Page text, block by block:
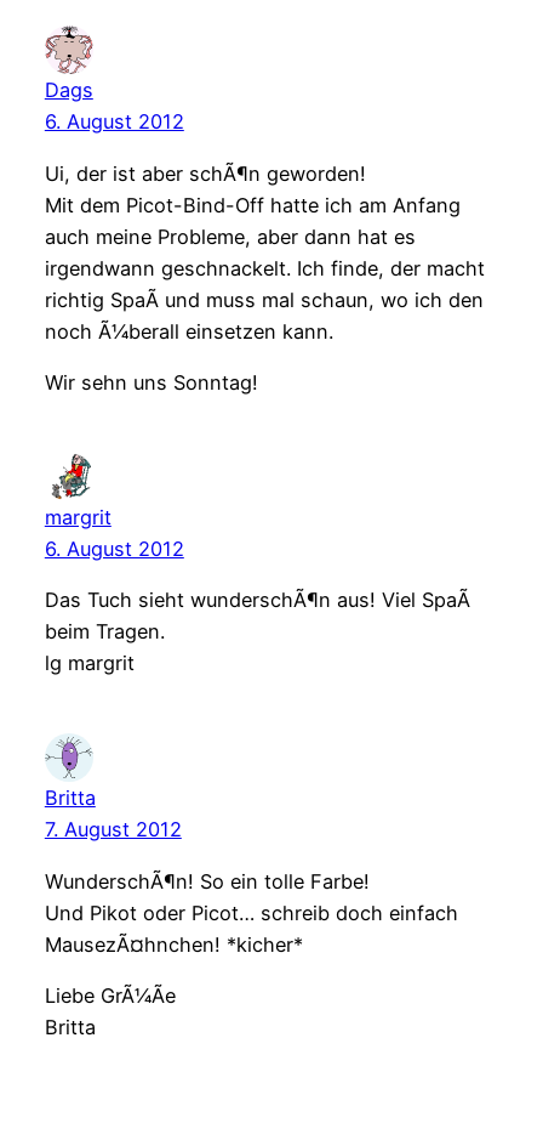
Dags
6. August 2012
Ui, der ist aber schÃ¶n geworden!
Mit dem Picot-Bind-Off hatte ich am Anfang
auch meine Probleme, aber dann hat es
irgendwann geschnackelt. Ich finde, der macht
richtig SpaÃ und muss mal schaun, wo ich den
noch Ã¼berall einsetzen kann.
Wir sehn uns Sonntag!
margrit
6. August 2012
Das Tuch sieht wunderschÃ¶n aus! Viel SpaÃ
beim Tragen.
lg margrit
Britta
7. August 2012
WunderschÃ¶n! So ein tolle Farbe!
Und Pikot oder Picot… schreib doch einfach
MausezÃ¤hnchen! *kicher*
Liebe GrÃ¼Ãe
Britta